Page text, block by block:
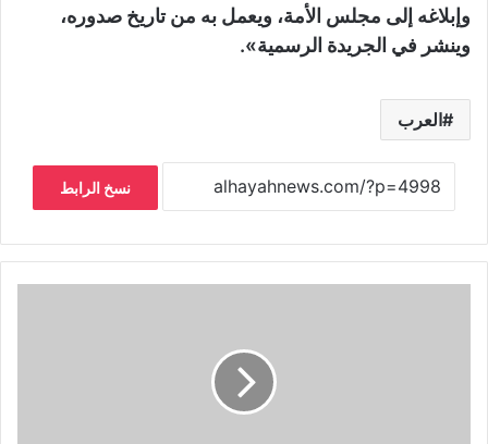
وإبلاغه إلى مجلس الأمة، ويعمل به من تاريخ صدوره،
وينشر في الجريدة الرسمية».
العرب
نسخ الرابط